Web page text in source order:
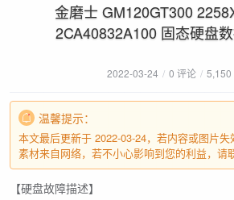
金磨士 GM120GT300
2CA40832A100 固态硬盘
2022-03-24 / 0 评论 / 5,150
温馨提示：
本文最后更新于 2022-03-24，若内容或图片
素材来自网络，若不小心影响到您的利益，请
【硬盘故障描述】